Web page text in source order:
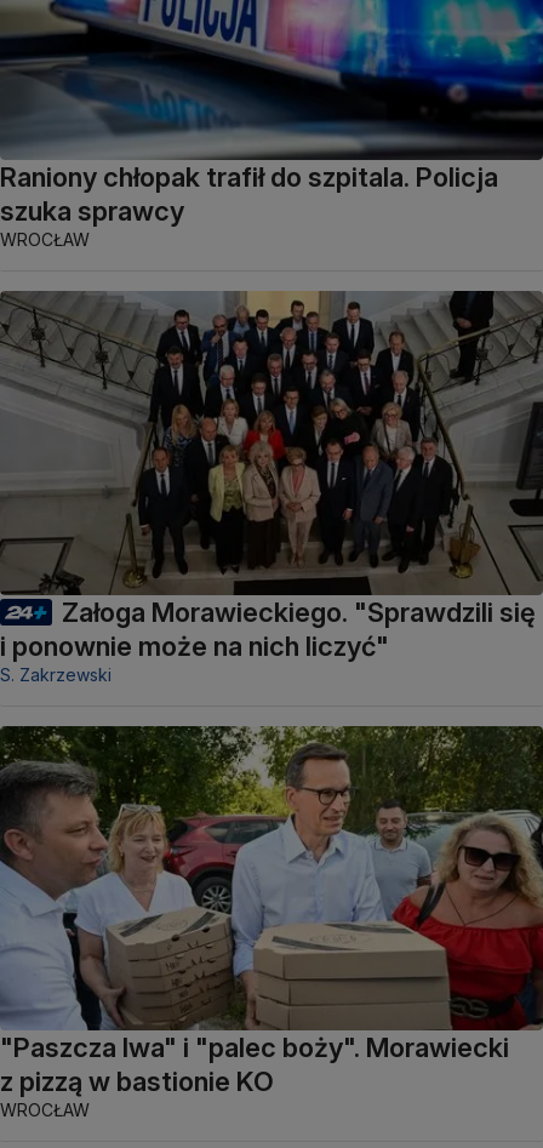
Raniony chłopak trafił do szpitala. Policja
szuka sprawcy
WROCŁAW
Załoga Morawieckiego. "Sprawdzili się
i ponownie może na nich liczyć"
S. Zakrzewski
"Paszcza lwa" i "palec boży". Morawiecki
z pizzą w bastionie KO
WROCŁAW